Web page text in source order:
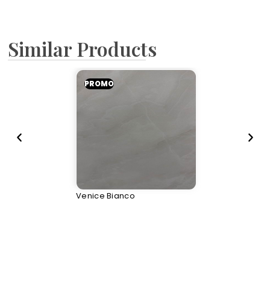
Similar Products
PROMO
Venice Bianco